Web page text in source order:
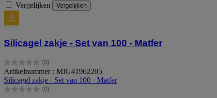
Vergelijken Vergelijken
Silicagel zakje - Set van 100 - Matfer
(0)
0.0
van
de
5
Artikelnummer : MIG41962205
Silicagel zakje - Set van 100 - Matfer
(0)
0.0